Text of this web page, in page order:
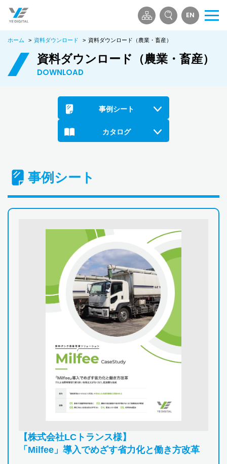
EN
メ
ホーム > 資料ダウンロード > 資料ダウンロード（農業・畜産）
資料ダウンロード（農業・畜産）
DOWNLOAD
事例シート
カタログ
事例シート
【株式会社LCトランス様】
「Milfee」導入でめざす省力化と働き方改革